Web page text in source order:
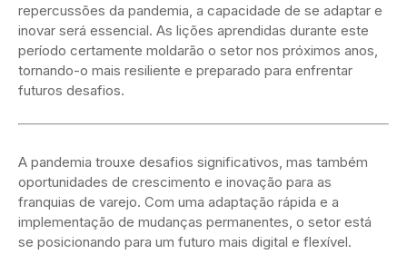
repercussões da pandemia, a capacidade de se adaptar e
inovar será essencial. As lições aprendidas durante este
período certamente moldarão o setor nos próximos anos,
tornando-o mais resiliente e preparado para enfrentar
futuros desafios.
A pandemia trouxe desafios significativos, mas também
oportunidades de crescimento e inovação para as
franquias de varejo. Com uma adaptação rápida e a
implementação de mudanças permanentes, o setor está
se posicionando para um futuro mais digital e flexível.